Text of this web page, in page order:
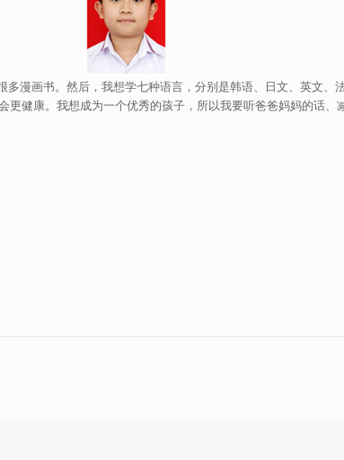
画书。然后，我想学七种语言，分别是韩语、日文、英文、
健康。我想成为一个优秀的孩子，所以我要听爸爸妈妈的话、